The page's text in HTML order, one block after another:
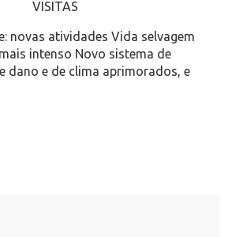
VISITAS
novas atividades Vida selvagem
intenso Novo sistema de
dano e de clima aprimorados, e